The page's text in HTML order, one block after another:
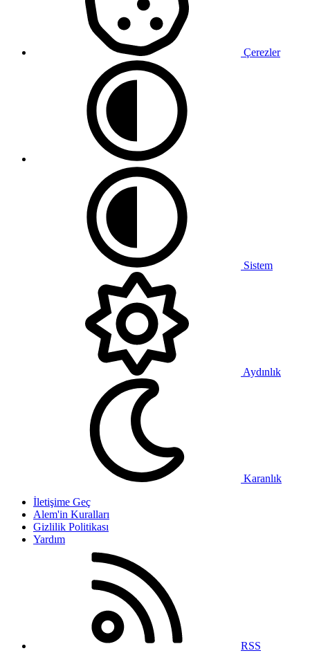
Çerezler
Sistem
Aydınlık
Karanlık
İletişime Geç
Alem'in Kuralları
Gizlilik Politikası
Yardım
RSS